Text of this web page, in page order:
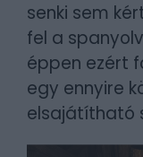
senki sem
fel a
éppen ezért
egy ennyire
elsajátítható